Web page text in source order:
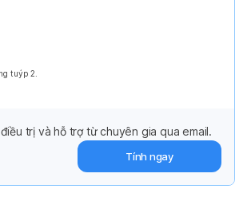
tuýp 2.
trị và hỗ trợ từ chuyên gia qua email.
Tính ngay